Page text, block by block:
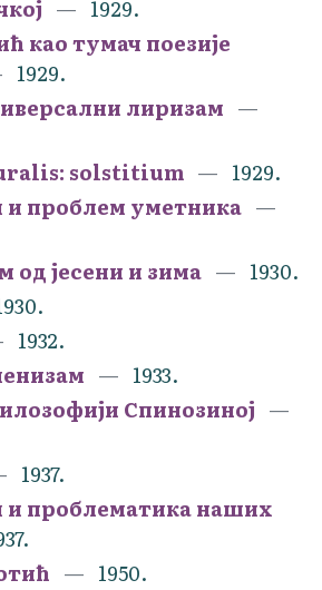
1929.
као тумач поезије
1929.
лиризам
solstitium
1929.
проблем уметника
од јесени и зима
1930.
1932.
1933.
Спинозиној
1937.
и проблематика наших
1950.